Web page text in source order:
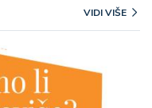
VIDI VIŠE